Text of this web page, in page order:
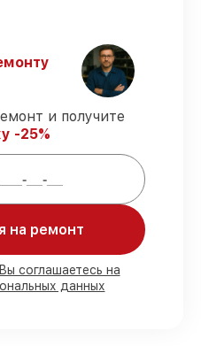
Legat 3F54 Gen.2 в
ремонта – все
защищены сервисной
в присутствии
имеются на складе
остальные
и получите
-25%
на ремонт
соглашаетесь на
данных